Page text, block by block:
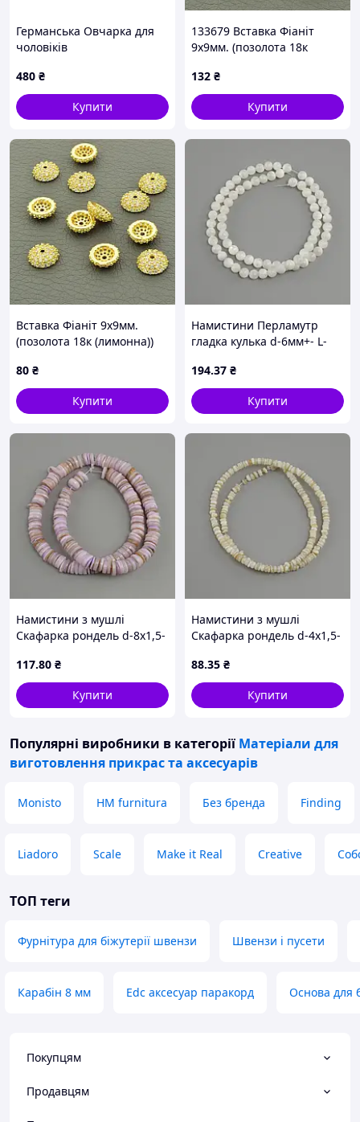
Германська Овчарка для
чоловіків
480 ₴
Купити
133679 Вставка Фіаніт
9х9мм. (позолота 18к
132 ₴
Купити
Вставка Фіаніт 9х9мм.
(позолота 18к (лимонна))
80 ₴
Купити
Намистини Перламутр
гладка кулька d-6мм+- L-
194.37 ₴
Купити
Намистини з мушлі
Скафарка рондель d-8х1,5-
117.80 ₴
Купити
Намистини з мушлі
Скафарка рондель d-4х1,5-
88.35 ₴
Купити
Популярні виробники в категорії Матеріали для
виготовлення прикрас та аксесуарів
Monisto HM furnitura Без бренда Finding
Liadoro Scale Make it Real Creative
ТОП теги
Фурнітура для біжутерії швензи Швензи і пусети
Карабін 8 мм Edc аксесуар паракорд Основа для
Покупцям
Продавцям